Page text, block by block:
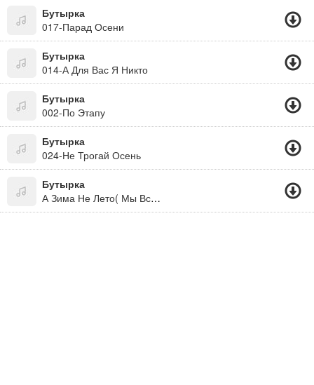
Бутырка
017-Парад Осени
Бутырка
014-А Для Вас Я Никто
Бутырка
002-По Этапу
Бутырка
024-Не Трогай Осень
Бутырка
А Зима Не Лето( Мы Все Живем Под Богом. Не Забывайте! )